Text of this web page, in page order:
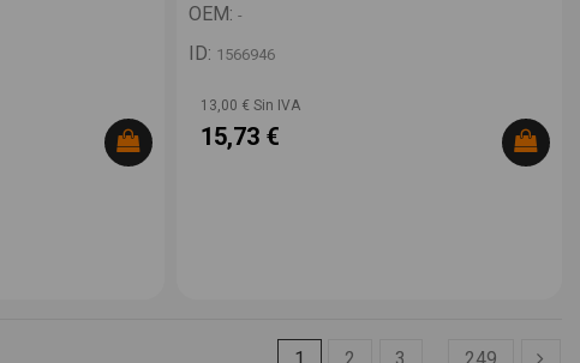
OEM: -
ID: 1566946
13,00 € Sin IVA
15,73 €